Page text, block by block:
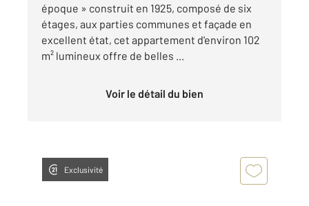
époque » construit en 1925, composé de six
étages, aux parties communes et façade en
excellent état, cet appartement d'environ 102
m² lumineux offre de belles ...
Voir le détail du bien
Exclusivité